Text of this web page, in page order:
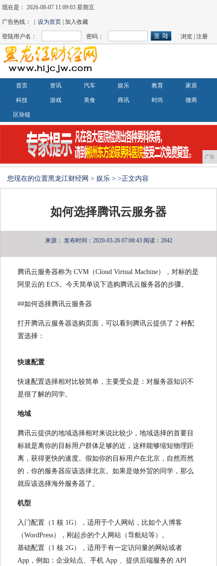
现在是：2026-08-07 11:09:04 星期五
广告热线： |设为首页 | 加入收藏
登陆用户名： 密码： 浏览 |注册
首页 资讯 汽车 娱乐 教育 家居
科技 游戏 美食 商讯 时尚 微商
区块链
广告
您现在的位置黑龙江财经网 > 娱乐 > >正文内容
如何选择腾讯云服务器
来源： 发布时间：2020-03-26 07:08:43 阅读：2042
腾讯云服务器称为 CVM（Cloud Virtual Machine），对标的是
阿里云的 ECS。今天简单说下选购腾讯云服务器的步骤。
##如何选择腾讯云服务器
打开腾讯云服务器选购页面，可以看到腾讯云提供了 2 种配
置选择：
快速配置
快速配置选择相对比较简单，主要受众是：对服务器知识不
是很了解的同学。
地域
腾讯云提供的地域选择相对来说比较少，地域选择的首要目
标就是离你的目标用户群体足够的近，这样能够缩短物理距
离，获得更快的速度。假如你的目标用户在北京，自然而然
的，你的服务器应该选择北京。如果是做外贸的同学，那么
就应该选择海外服务器了。
机型
入门配置（1 核 1G），适用于个人网站，比如个人博客
（WordPress），刚起步的个人网站（导航站等）。
基础配置（1 核 2G），适用于有一定访问量的网站或者
App，例如：企业站点、手机 App 、提供后端服务的 API